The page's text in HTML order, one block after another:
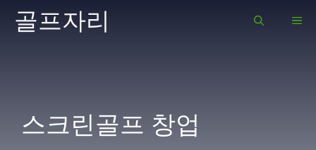
Skip골프자리
스크린골프 창업